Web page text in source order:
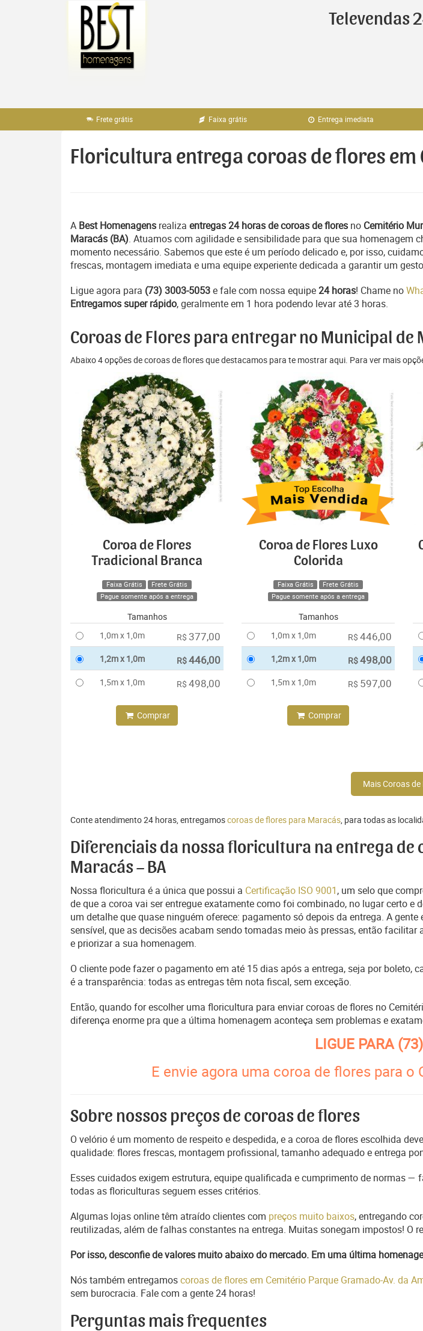
Televendas
Frete grátis Faixa grátis Entrega imediata
Floricultura entrega coroas de flores
A Best Homenagens realiza entregas 24 horas de coroas de flores no Cemitério
Maracás (BA). Atuamos com agilidade e sensibilidade para que sua homenagem
momento necessário. Sabemos que este é um período delicado e, por isso,
frescas, montagem imediata e uma equipe experiente dedicada a garantir um
Ligue agora para (73) 3003-5053e fale com nossa equipe24 horas! Chame no
Entregamos super rápido, geralmente em 1 hora podendo levar até 3 horas.
Coroas de Flores para entregar no Municipal de
Abaixo 4 opções de coroas de flores que destacamos para te mostrar aqui. Para ver mais
Coroa de Flores
Tradicional Branca
Faixa Grátis
Frete Grátis
Pague somente após a entrega
Tamanhos
1,0m x 1,0m
R$ 377,00
1,2m x 1,0m R$446,00
1,5m x 1,0m R$ 498,00
Comprar
Coroa de Flores Luxo
Colorida
Faixa Grátis
Frete Grátis
Pague somente após a entrega
Tamanhos
1,0m x 1,0m
R$ 446,00
1,2m x 1,0m R$498,00
1,5m x 1,0m R$ 597,00
Comprar
Mais Coroas de
Conte atendimento 24 horas, entregamoscoroas de flores para Maracás, para todas as
Diferenciais da nossa floricultura na entrega de
Maracás – BA
Nossa floricultura é a única que possui a Certificação ISO 9001, um selo que
de que a coroa vai ser entregue exatamente como foi combinado, no lugar certo e
um detalhe que quase ninguém oferece: pagamento só depois da entrega. A
sensível, que as decisões acabam sendo tomadas meio às pressas, então
e priorizar a sua homenagem.
O cliente pode fazer o pagamento em até 15 dias após a entrega, seja por
é a transparência: todas as entregas têm nota fiscal, sem exceção.
Então, quando for escolher uma floricultura para enviar coroas de flores no
diferença enorme pra que a última homenagem aconteça sem problemas e
LIGUE PARA
E envie agora uma coroa de flores para
Sobre nossos preços de coroas de flores
O velório é um momento de respeito e despedida, e a coroa de flores escolhida
qualidade: flores frescas, montagem profissional, tamanho adequado e entrega
Esses cuidados exigem estrutura, equipe qualificada e cumprimento de normas
todas as floriculturas seguem esses critérios.
Algumas lojas online têm atraído clientes com preços muito baixos, entregando
reutilizadas, além de falhas constantes na entrega. Muitas sonegam impostos! O
Por isso, desconfie de valores muito abaixo do mercado. Em uma última
Nós também entregamoscoroas de flores em Cemitério Parque Gramado-Av. da
sem burocracia. Fale com a gente 24 horas!
Perguntas mais frequentes